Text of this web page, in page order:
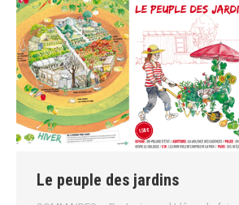
Le peuple des jardins